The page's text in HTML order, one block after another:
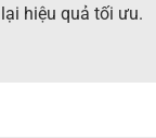
lại hiệu quả tối ưu.